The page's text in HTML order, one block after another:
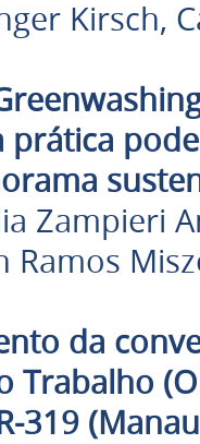
Kirsch,
prática
Zampieri
Ramos
da
Trabalho
319